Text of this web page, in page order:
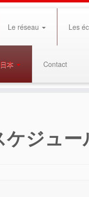
Le réseau Les
本 Contact
ケジュー